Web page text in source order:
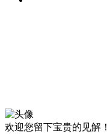
欢迎您留下宝贵的见解！